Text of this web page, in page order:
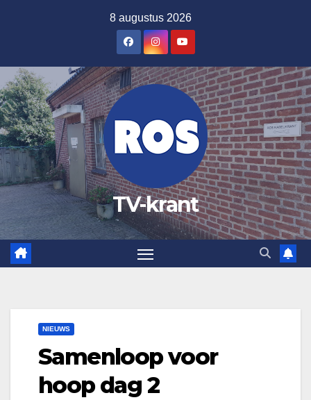
inhoud
8 augustus 2026
TV-krant
NIEUWS
Samenloop voor
hoop dag 2